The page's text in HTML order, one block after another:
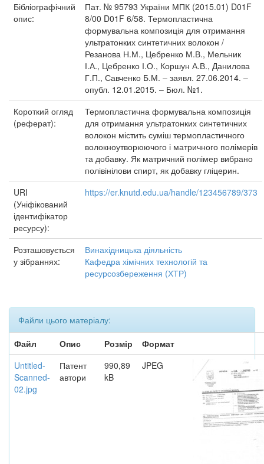
Бібліографічний
опис:
Пат. № 95793 України МПК (2015.01) D01F
8/00 D01F 6/58. Термопластична
формувальна композиція для отримання
ультратонких синтетичних волокон /
Резанова Н.М., Цебренко М.В., Мельник
І.А., Цебренко І.О., Коршун А.В., Данилова
Г.П., Савченко Б.М. – заявл. 27.06.2014. –
опубл. 12.01.2015. – Бюл. №1.
Короткий огляд
(реферат):
Термопластична формувальна композиція
для отримання ультратонких синтетичних
волокон містить суміш термопластичного
волокноутворюючого і матричного полімерів
та добавку. Як матричний полімер вибрано
полівінілови спирт, як добавку гліцерин.
URI
(Уніфікований
ідентифікатор
ресурсу):
https://er.knutd.edu.ua/handle/123456789/373
Розташовується
у зібраннях:
Винахідницька діяльність
Кафедра хімічних технологій та
ресурсозбереження (ХТР)
Файли цього матеріалу:
Файл
Опис Розмір
Формат
Untitled-
Scanned-
02.jpg
Патент
автори
990,89
kB
JPEG